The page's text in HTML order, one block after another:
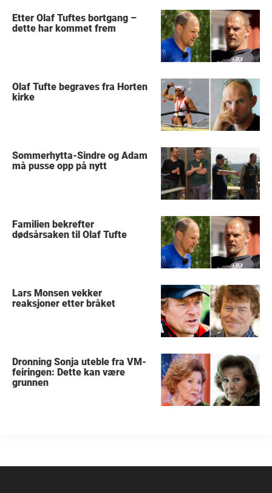
Etter Olaf Tuftes bortgang –
dette har kommet frem
Olaf Tufte begraves fra Horten
kirke
Sommerhytta-Sindre og Adam
må pusse opp på nytt
Familien bekrefter
dødsårsaken til Olaf Tufte
Lars Monsen vekker
reaksjoner etter bråket
Dronning Sonja uteble fra VM-
feiringen: Dette kan være
grunnen